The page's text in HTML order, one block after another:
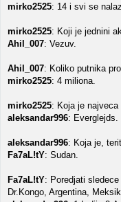
mirko2525: 14 i svi se
mirko2525: Koji je jednini
Ahil_007: Vezuv.
Ahil_007: Koliko putnika
mirko2525: 4 miliona.
mirko2525: Koja je
aleksandar996: Everglejds.
aleksandar996: Koja je,
Fa7aL!tY: Sudan.
Fa7aL!tY: Poredjati
Dr.Kongo, Argentina,